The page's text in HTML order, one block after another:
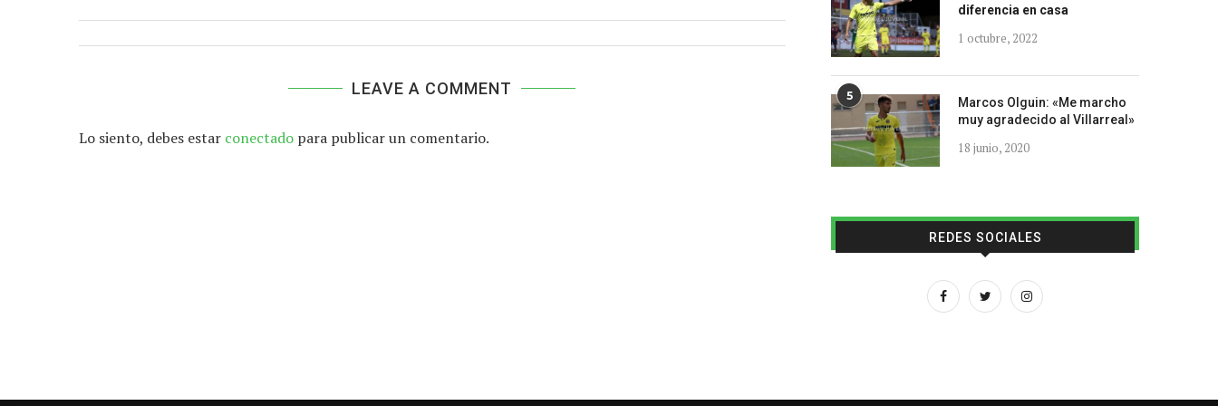
LEAVE A COMMENT
Lo siento, debes estar conectado para publicar un comentario.
diferencia en casa
1 octubre, 2022
5
Marcos Olguin: «Me marcho
muy agradecido al Villarreal»
18 junio, 2020
REDES SOCIALES